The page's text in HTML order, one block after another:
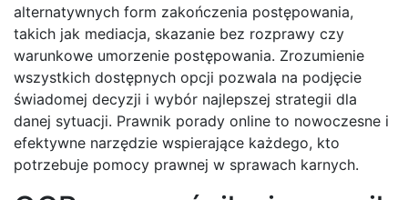
alternatywnych form zakończenia postępowania,
takich jak mediacja, skazanie bez rozprawy czy
warunkowe umorzenie postępowania. Zrozumienie
wszystkich dostępnych opcji pozwala na podjęcie
świadomej decyzji i wybór najlepszej strategii dla
danej sytuacji. Prawnik porady online to nowoczesne i
efektywne narzędzie wspierające każdego, kto
potrzebuje pomocy prawnej w sprawach karnych.